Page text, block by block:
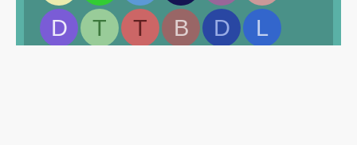
D
T T B D L